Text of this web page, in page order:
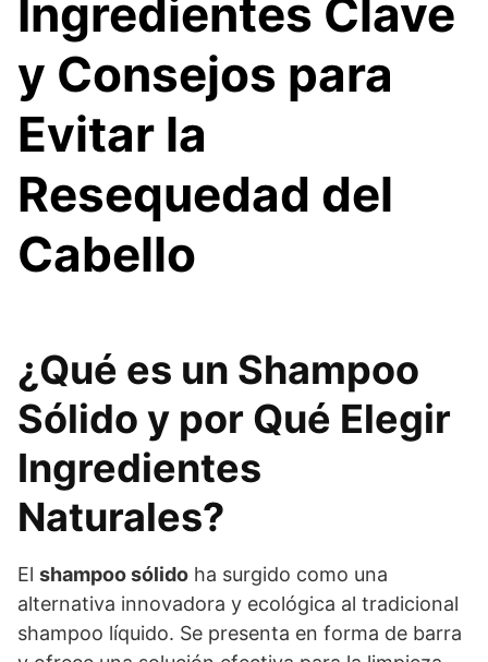
Ingredientes Clave
y Consejos para
Evitar la
Resequedad del
Cabello
¿Qué es un Shampoo
Sólido y por Qué Elegir
Ingredientes
Naturales?
El shampoo sólido ha surgido como una
alternativa innovadora y ecológica al tradicional
shampoo líquido. Se presenta en forma de barra